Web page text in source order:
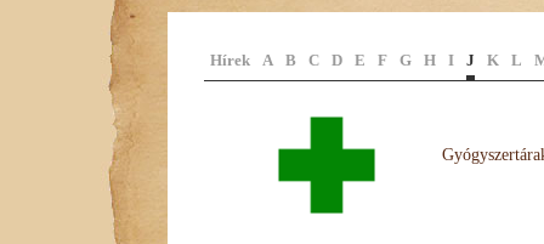
Hírek A B C D E F G H I J K L